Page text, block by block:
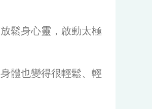
鬆身心靈，啟動太極
體也變得很輕鬆、輕